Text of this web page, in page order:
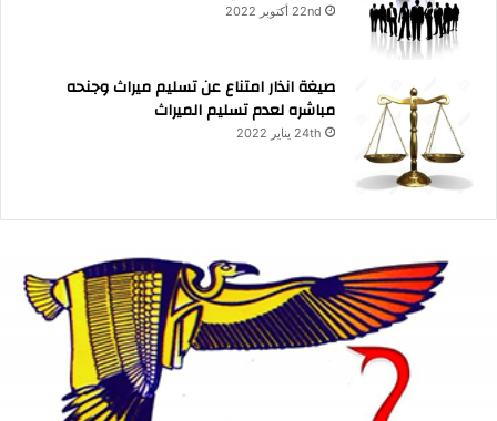
22nd أكتوبر 2022
صيغة انذار امتناع عن تسليم ميراث وجنحه
مباشره لعدم تسليم الميراث
24th يناير 2022